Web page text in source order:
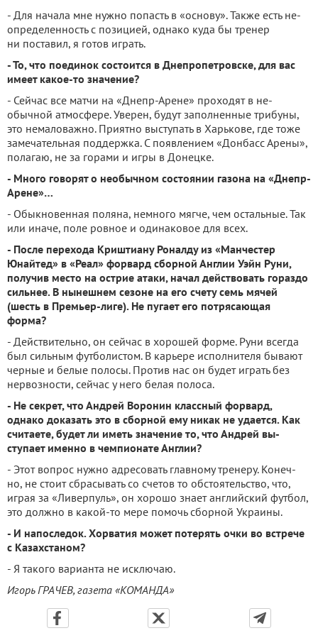
- Для начала мне нужно по­пасть в «основу». Также есть не­
определенность с позицией, од­нако куда бы тренер
ни поста­вил, я готов играть.
- То, что поединок состо­ится в Днепропетровске, для вас
имеет какое-то значение?
- Сейчас все матчи на «Днепр-Арене» проходят в не­
обычной атмосфере. Уверен, бу­дут заполненные трибуны,
это немаловажно. Приятно высту­пать в Харькове, где тоже
заме­чательная поддержка. С появле­нием «Донбасс Арены»,
полагаю, не за горами и игры в Донецке.
- Много говорят о не­обычном состоянии газона на «Днепр-
Арене»…
- Обыкновенная поляна, не­много мягче, чем остальные. Так
или иначе, поле ровное и одинаковое для всех.
- После перехода Криштиану Роналду из «Манче­стер
Юнайтед» в «Реал» фор­вард сборной Англии Уэйн Руни,
получив место на ост­рие атаки, начал действовать гораздо
сильнее. В нынешнем сезоне на его счету семь мячей
(шесть в Премьер-ли­ге). Не пугает его потрясаю­щая
форма?
- Действительно, он сейчас в хорошей форме. Руни всегда
был сильным футболистом. В карьере исполнителя бывают
черные и белые полосы. Против нас он будет играть без
нервозно­сти, сейчас у него белая полоса.
- Не секрет, что Андрей Воронин классный форвард,
однако доказать это в сбор­ной ему никак не удается. Как
считаете, будет ли иметь значение то, что Андрей вы­
ступает именно в чемпиона­те Англии?
- Этот вопрос нужно адре­совать главному тренеру. Конеч­
но, не стоит сбрасывать со сче­тов то обстоятельство, что,
играя за «Ливерпуль», он хорошо зна­ет английский футбол,
это долж­но в какой-то мере помочь сбор­ной Украины.
- И напоследок. Хорва­тия может потерять очки во встрече
с Казахстаном?
- Я такого варианта не ис­ключаю.
Игорь ГРАЧЕВ, газета «КОМАНДА»